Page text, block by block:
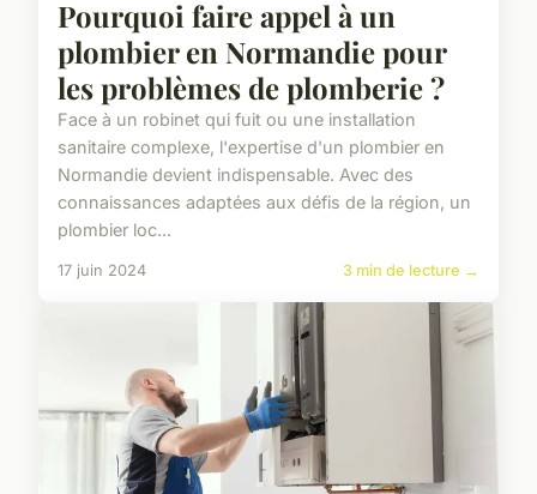
Pourquoi faire appel à un
plombier en Normandie pour
les problèmes de plomberie ?
Face à un robinet qui fuit ou une installation
sanitaire complexe, l'expertise d'un plombier en
Normandie devient indispensable. Avec des
connaissances adaptées aux défis de la région, un
plombier loc...
17 juin 2024 3 min de lecture →